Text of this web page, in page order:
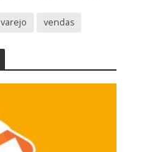
varejo vendas